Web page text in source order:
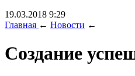
19.03.2018 9:29
Главная ← Новости ←
Создание